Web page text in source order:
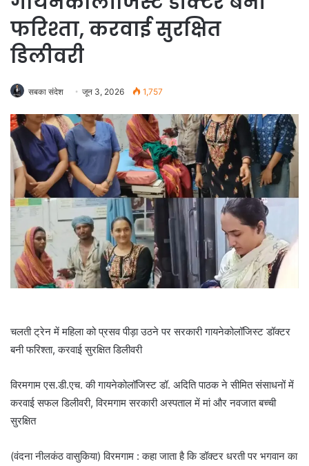
फरिश्ता, करवाई सुरक्षित
डिलीवरी
सबका संदेश जून 3, 2026 1,757
चलती ट्रेन में महिला को प्रसव पीड़ा उठने पर सरकारी गायनेकोलॉजिस्ट डॉक्टर
बनी फरिश्ता, करवाई सुरक्षित डिलीवरी
विरमगाम एस.डी.एच. की गायनेकोलॉजिस्ट डॉ. अदिति पाठक ने सीमित संसाधनों में
करवाई सफल डिलीवरी, विरमगाम सरकारी अस्पताल में मां और नवजात बच्ची
सुरक्षित
(वंदना नीलकंठ वासुकिया) विरमगाम : कहा जाता है कि डॉक्टर धरती पर भगवान का